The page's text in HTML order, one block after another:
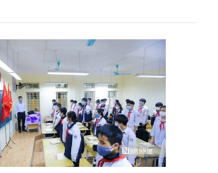
Đăng ký tin tức mới